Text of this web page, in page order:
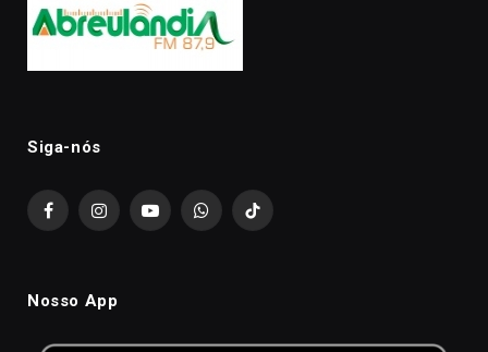
Siga-nós
FacebookInstagramYouTubeWhatsAppTikTok
Nosso App